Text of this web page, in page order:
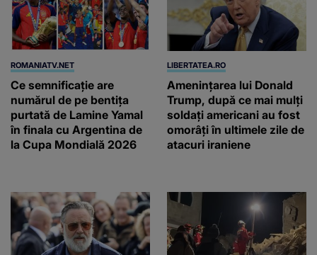
ROMANIATV.NET
Ce semnificație are
numărul de pe bentița
purtată de Lamine Yamal
în finala cu Argentina de
la Cupa Mondială 2026
LIBERTATEA.RO
Amenințarea lui Donald
Trump, după ce mai mulți
soldați americani au fost
omorâți în ultimele zile de
atacuri iraniene